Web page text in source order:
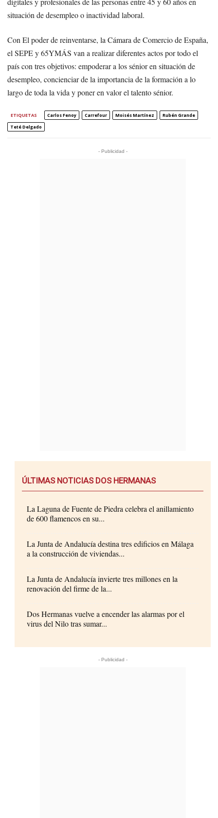
situación de desempleo o inactividad laboral.
Con El poder de reinventarse, la Cámara de Comercio de España,
el SEPE y 65YMÁS van a realizar diferentes actos por todo el
país con tres objetivos: empoderar a los sénior en situación de
desempleo, concienciar de la importancia de la formación a lo
largo de toda la vida y poner en valor el talento sénior.
ETIQUETAS Carlos Fenoy Carrefour Moisés Martínez
Rubén Grande
Teté Delgado
- Publicidad -
ÚLTIMAS NOTICIAS DOS HERMANAS
La Laguna de Fuente de Piedra celebra el anillamiento
de 600 flamencos en su...
La Junta de Andalucía destina tres edificios en Málaga
a la construcción de viviendas...
La Junta de Andalucía invierte tres millones en la
renovación del firme de la...
Dos Hermanas vuelve a encender las alarmas por el
virus del Nilo tras sumar...
- Publicidad -